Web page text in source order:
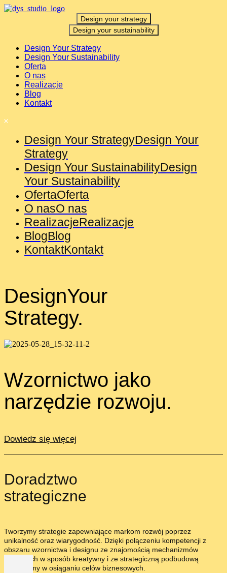
Design your strategy
Design your sustainability
Design Your Strategy
Design Your Sustainability
Oferta
O nas
Realizacje
Blog
Kontakt
Design Your StrategyDesign Your
Strategy
Design Your SustainabilityDesign
Your Sustainability
OfertaOferta
O nasO nas
RealizacjeRealizacje
BlogBlog
KontaktKontakt
DesignYour
Strategy.
Wzornictwo jako
narzędzie rozwoju.
Dowiedz się więcej
Doradztwo
strategiczne
Tworzymy strategie zapewniające markom rozwój poprzez
unikalność oraz wiarygodność. Dzięki połączeniu kompetencji z
obszaru wzornictwa i designu ze znajomością mechanizmów
rynkowych w sposób kreatywny i ze strategiczną podbudową
pomagamy w osiąganiu celów biznesowych.